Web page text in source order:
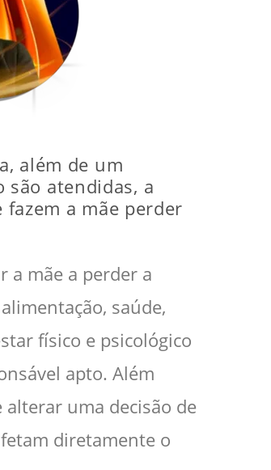
além de um
são atendidas, a
a mãe perder
a mãe a perder a
saúde,
físico e psicológico
apto. Além
uma decisão de
diretamente o